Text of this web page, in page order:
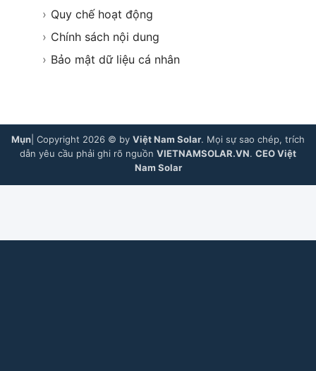
› Quy chế hoạt động
› Chính sách nội dung
› Bảo mật dữ liệu cá nhân
Mụn | Copyright 2026 © by Việt Nam Solar. Mọi sự sao chép, trích
dẫn yêu cầu phải ghi rõ nguồn VIETNAMSOLAR.VN. CEO Việt
Nam Solar